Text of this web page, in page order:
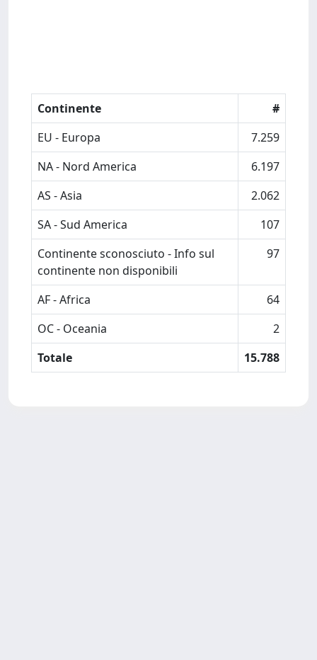
Continente
#
EU - Europa
7.259
NA - Nord America
6.197
AS - Asia
2.062
SA - Sud America
107
Continente sconosciuto - Info sul
continente non disponibili
97
AF - Africa
64
OC - Oceania
2
Totale
15.788